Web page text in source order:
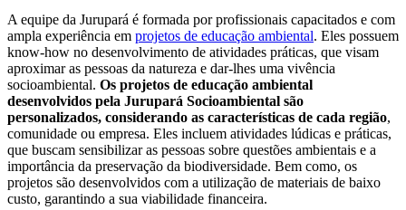
A equipe da Jurupará é formada por profissionais capacitados e com
ampla experiência em projetos de educação ambiental. Eles possuem
know-how no desenvolvimento de atividades práticas, que visam
aproximar as pessoas da natureza e dar-lhes uma vivência
socioambiental. Os projetos de educação ambiental
desenvolvidos pela Jurupará Socioambiental são
personalizados, considerando as características de cada região,
comunidade ou empresa. Eles incluem atividades lúdicas e práticas,
que buscam sensibilizar as pessoas sobre questões ambientais e a
importância da preservação da biodiversidade. Bem como, os
projetos são desenvolvidos com a utilização de materiais de baixo
custo, garantindo a sua viabilidade financeira.